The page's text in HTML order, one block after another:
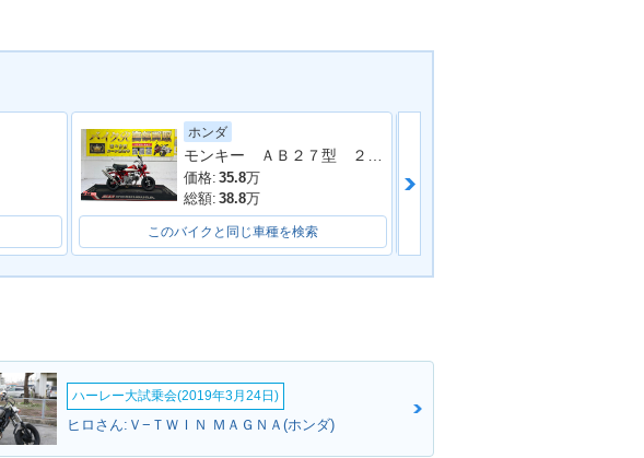
ホンダ
価格: 35.8万
総額: 38.8万
このバイクと同じ車種を検索
ハーレー大試乗会(2019年3月24日)
ヒロさん:Ｖ−ＴＷＩＮ ＭＡＧＮＡ(ホンダ)